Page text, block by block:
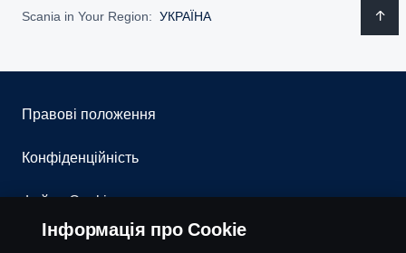
Scania in Your Region: УКРАЇНА
Правові положення
Конфіденційність
Файли Cookies
Контакти
Інформація про Cookie